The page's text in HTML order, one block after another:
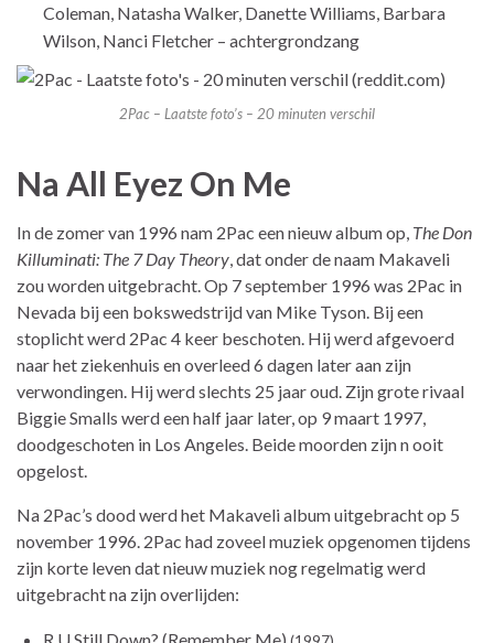
Coleman, Natasha Walker, Danette Williams, Barbara
Wilson, Nanci Fletcher – achtergrondzang
2Pac – Laatste foto’s – 20 minuten verschil
Na All Eyez On Me
In de zomer van 1996 nam 2Pac een nieuw album op, The Don
Killuminati: The 7 Day Theory, dat onder de naam Makaveli
zou worden uitgebracht. Op 7 september 1996 was 2Pac in
Nevada bij een bokswedstrijd van Mike Tyson. Bij een
stoplicht werd 2Pac 4 keer beschoten. Hij werd afgevoerd
naar het ziekenhuis en overleed 6 dagen later aan zijn
verwondingen. Hij werd slechts 25 jaar oud. Zijn grote rivaal
Biggie Smalls werd een half jaar later, op 9 maart 1997,
doodgeschoten in Los Angeles. Beide moorden zijn n ooit
opgelost.
Na 2Pac’s dood werd het Makaveli album uitgebracht op 5
november 1996. 2Pac had zoveel muziek opgenomen tijdens
zijn korte leven dat nieuw muziek nog regelmatig werd
uitgebracht na zijn overlijden: